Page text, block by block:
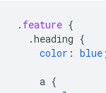
. feature {
.heading {
color : blue ;
a {